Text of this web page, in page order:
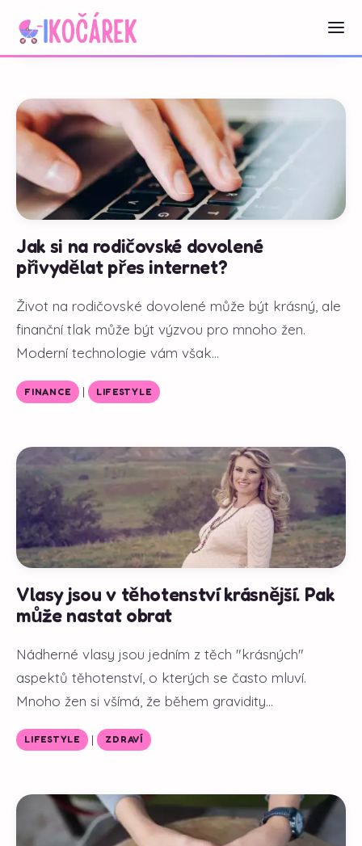
Jak si na rodičovské dovolené
přivydělat přes internet?
Život na rodičovské dovolené může být krásný, ale
finanční tlak může být výzvou pro mnoho žen.
Moderní technologie vám však...
FINANCE | LIFESTYLE
Vlasy jsou v těhotenství krásnější. Pak
může nastat obrat
Nádherné vlasy jsou jedním z těch "krásných"
aspektů těhotenství, o kterých se často mluví.
Mnoho žen si všímá, že během gravidity...
LIFESTYLE | ZDRAVÍ